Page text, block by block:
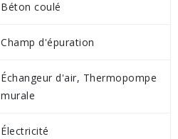
Béton coulé
Champ d'épuration
Échangeur d'air, Thermopompe
murale
Électricité